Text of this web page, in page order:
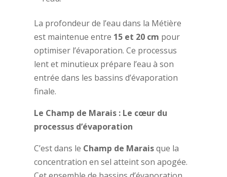
La profondeur de l’eau dans la Métière
est maintenue entre 15 et 20 cm pour
optimiser l’évaporation. Ce processus
lent et minutieux prépare l’eau à son
entrée dans les bassins d’évaporation
finale.
Le Champ de Marais : Le cœur du
processus d’évaporation
C’est dans le Champ de Maraisque la
concentration en sel atteint son apogée.